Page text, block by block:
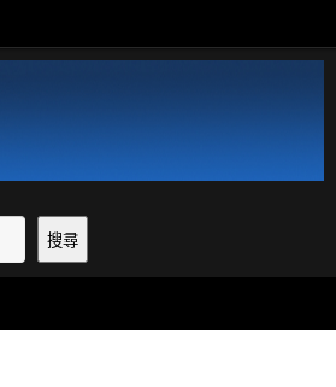
搜尋